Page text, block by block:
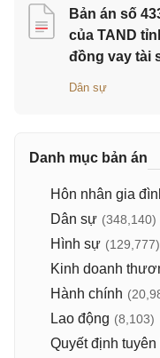
Bản án số
của TAND
đồng vay tài
Dân sự
Danh mục bản án
Hôn nhân gia
Dân sự (348,140)
Hình sự (129,777)
Kinh doanh
Hành chính
Lao động (8,103)
Quyết định tuyên